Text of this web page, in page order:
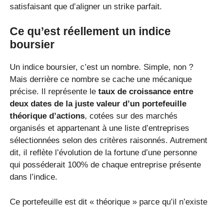
satisfaisant que d’aligner un strike parfait.
Ce qu’est réellement un indice
boursier
Un indice boursier, c’est un nombre. Simple, non ?
Mais derrière ce nombre se cache une mécanique
précise. Il représente le taux de croissance entre
deux dates de la juste valeur d’un portefeuille
théorique d’actions, cotées sur des marchés
organisés et appartenant à une liste d’entreprises
sélectionnées selon des critères raisonnés. Autrement
dit, il reflète l’évolution de la fortune d’une personne
qui posséderait 100% de chaque entreprise présente
dans l’indice.
Ce portefeuille est dit « théorique » parce qu’il n’existe